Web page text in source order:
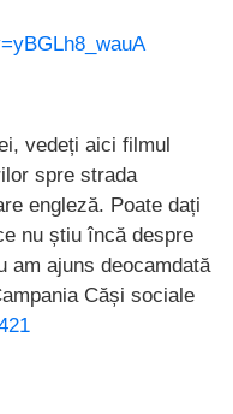
vedeți aici filmul
spre strada
engleză. Poate dați
nu știu încă despre
am ajuns deocamdată
Căși sociale